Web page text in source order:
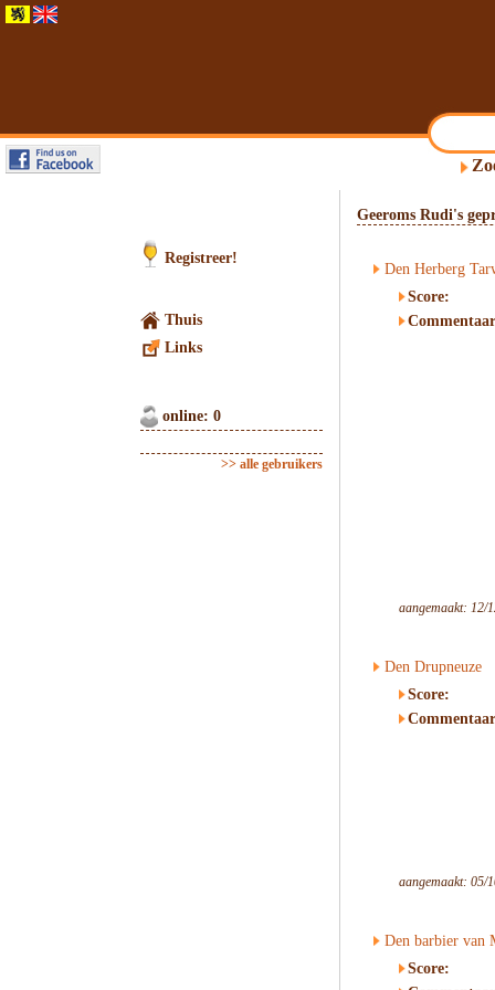
Registreer!
Thuis
Links
online: 0
>> alle gebruikers
Geeroms Rudi's
Den Herberg
Score:
aangemaakt: 12/
Den Drupneuze
Score:
aangemaakt: 05/
Den barbier van
Score: